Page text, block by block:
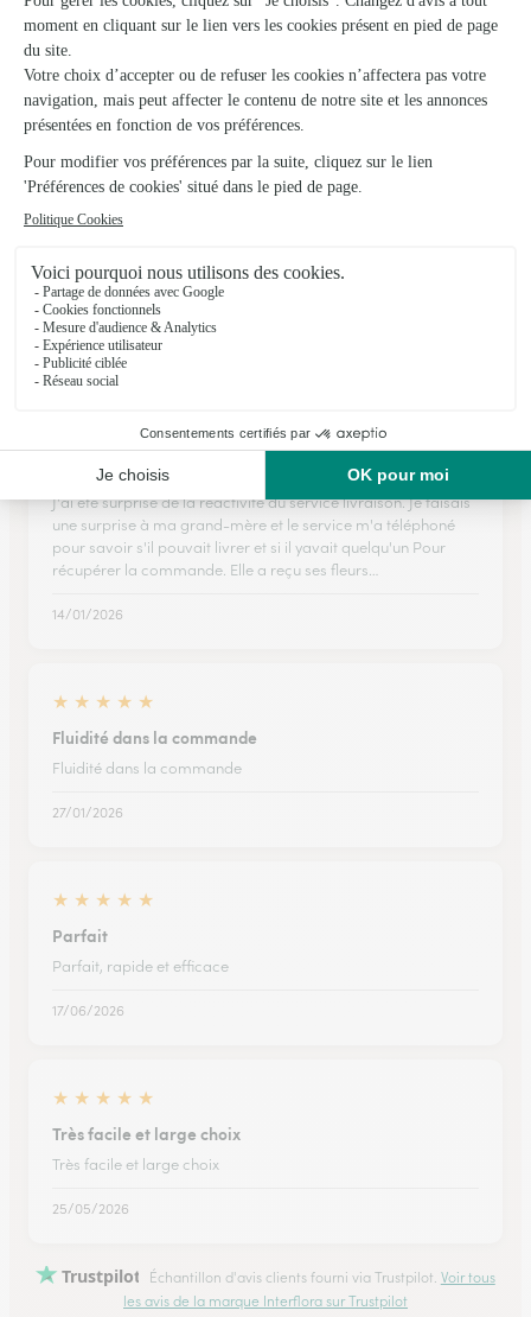
Fleurs Thes au Jardin
Cazals
★★★★ ★4.2 (70)
Place Hugues Salel Rue du Cordonnier
Voir la boutique
Ils ont fait livrer des fleurs ou une plante à
Siorac-en-Périgord
★
Service livraison au top
J'ai été surprise de la réactivité du service livraison. Je faisais
une surprise à ma grand-mère et le service m'a téléphoné
pour savoir s'il pouvait livrer et si il yavait quelqu'un Pour
récupérer la commande. Elle a reçu ses fleurs…
14/01/2026
★ ★ ★ ★ ★
Fluidité dans la commande
Fluidité dans la commande
27/01/2026
★ ★ ★ ★ ★
Parfait
Parfait, rapide et efficace
17/06/2026
★ ★ ★ ★ ★
Très facile et large choix
Très facile et large choix
25/05/2026
Trustpilot Échantillon d'avis clients fourni via Trustpilot. Voir tous
les avis de la marque Interflora sur Trustpilot